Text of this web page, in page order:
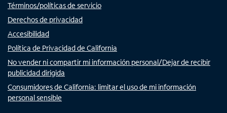
Términos/políticas de servicio
Derechos de privacidad
Accesibilidad
Política de Privacidad de California
No vender ni compartir mi información personal/Dejar de recibir
publicidad dirigida
Consumidores de California: limitar el uso de mi información
personal sensible